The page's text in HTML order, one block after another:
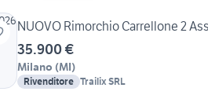
NUOVO Rimorchio Carrellone 2
35.900 €
Milano (MI)
Rivenditore Trailix SRL